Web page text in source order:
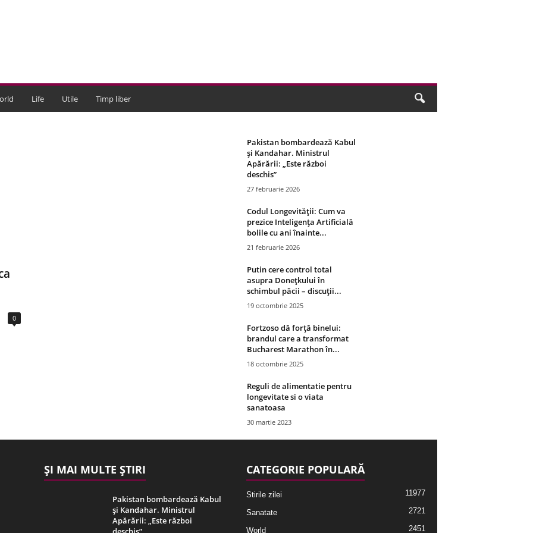
Life Utile Timp liber
0
Pakistan bombardează Kabul
și Kandahar. Ministrul
Apărării: „Este război
deschis”
27 februarie 2026
Codul Longevității: Cum va
prezice Inteligența Artificială
bolile cu ani înainte...
21 februarie 2026
Putin cere control total
asupra Donețkului în
schimbul păcii – discuții...
19 octombrie 2025
Fortzoso dă forță binelui:
brandul care a transformat
Bucharest Marathon în...
18 octombrie 2025
Reguli de alimentatie pentru
longevitate si o viata
sanatoasa
30 martie 2023
ȘI MAI MULTE ȘTIRI
Pakistan bombardează Kabul
și Kandahar. Ministrul
Apărării: „Este război
CATEGORIE POPULARĂ
Stirile zilei 11977
Sanatate 2721
World 2451